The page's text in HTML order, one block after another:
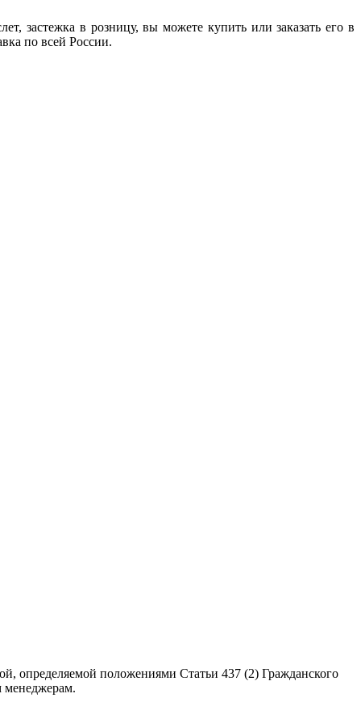
застежка в розницу, вы можете купить или заказать его в
по всей России.
определяемой положениями Статьи 437 (2) Гражданского
менеджерам.